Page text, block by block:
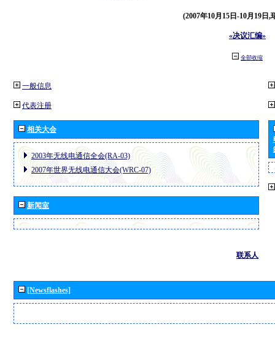
(2007年10月15日-10月19日,
«决议汇编»
全部收缩
一般信息
代表注册
相关大会
2003年无线电通信全会(RA-03)
2007年世界无线电通信大会(WRC-07)
新闻室
联系人
[Newsflashes]